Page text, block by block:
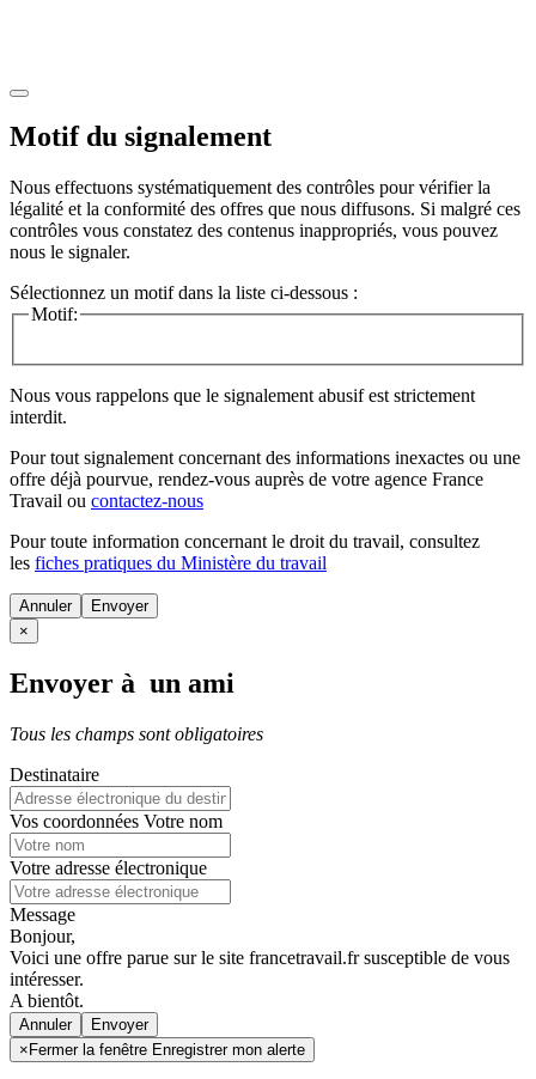
Motif du signalement
Nous effectuons systématiquement des contrôles pour vérifier la
légalité et la conformité des offres que nous diffusons. Si malgré ces
contrôles vous constatez des contenus inappropriés, vous pouvez
nous le signaler.
Sélectionnez un motif dans la liste ci-dessous :
Motif:
Nous vous rappelons que le signalement abusif est strictement
interdit.
Pour tout signalement concernant des informations inexactes ou une
offre déjà pourvue, rendez-vous auprès de votre agence France
Travail ou contactez-nous
Pour toute information concernant le droit du travail, consultez
les fiches pratiques du Ministère du travail
Annuler
×
Envoyer à un ami
Tous les champs sont obligatoires
Destinataire
Vos coordonnées Votre nom
Votre adresse électronique
Message
Bonjour,
Voici une offre parue sur le site francetravail.fr susceptible de vous
intéresser.
A bientôt.
Annuler
× Fermer la fenêtre Enregistrer mon alerte